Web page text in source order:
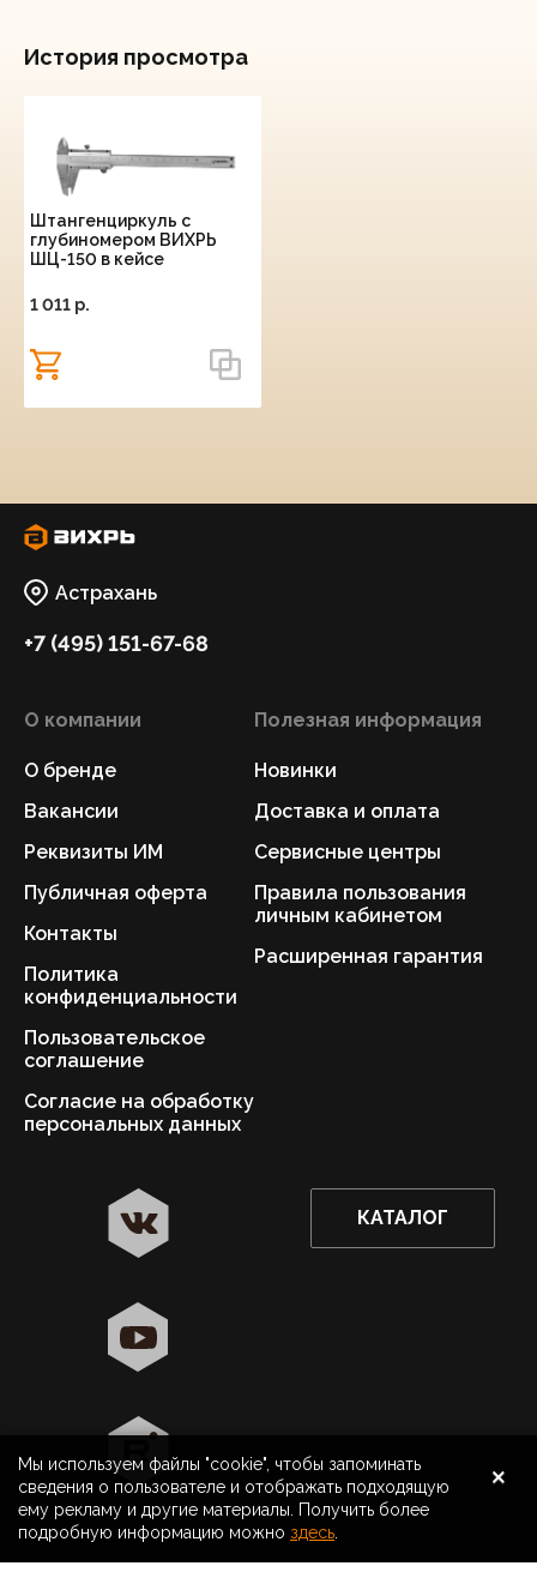
8 800 500 40 40 Астрахань
Да
Поиск
История просмотра
Штангенциркуль с
глубиномером ВИХРЬ
ШЦ-150 в кейсе
1 011 p.
Астрахань
+7 (495) 151-67-68
О компании
О бренде
Вакансии
Реквизиты ИМ
Публичная оферта
Контакты
Политика
конфиденциальности
Пользовательское
соглашение
Согласие на обработку
персональных данных
Полезная информация
Новинки
Доставка и оплата
Сервисные центры
Правила пользования
личным кабинетом
Расширенная гарантия
КАТАЛОГ
Мы используем файлы "cookie", чтобы запоминать
сведения о пользователе и отображать подходящую
ему рекламу и другие материалы. Получить более
подробную информацию можно здесь
×